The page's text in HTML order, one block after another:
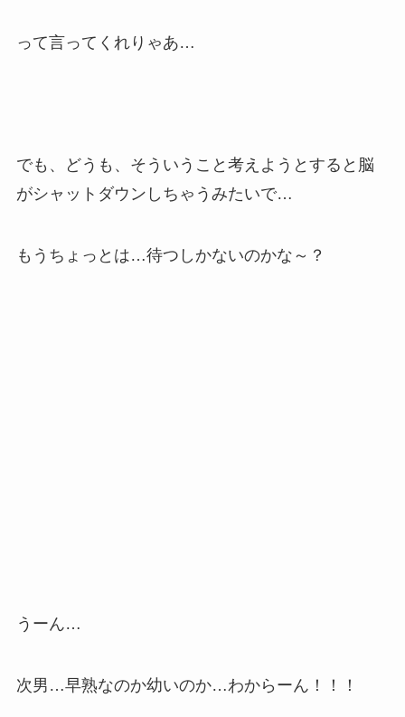
って言ってくれりゃあ…
でも、どうも、そういうこと考えようとすると脳
がシャットダウンしちゃうみたいで…
もうちょっとは…待つしかないのかな～？
うーん…
次男…早熟なのか幼いのか…わからーん！！！